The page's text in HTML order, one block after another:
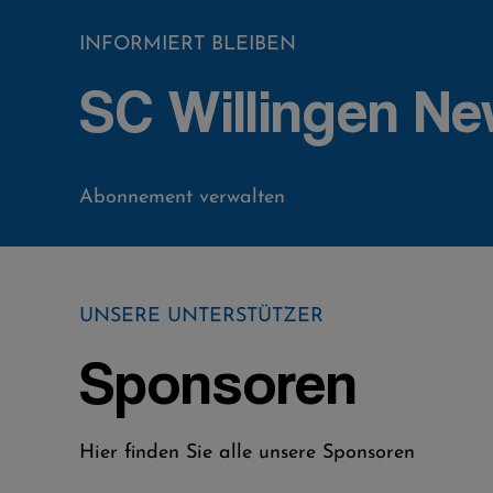
INFORMIERT BLEIBEN
SC Willingen
Abonnement verwalten
UNSERE UNTERSTÜTZER
Sponsoren
Hier finden Sie alle unsere Sponsoren